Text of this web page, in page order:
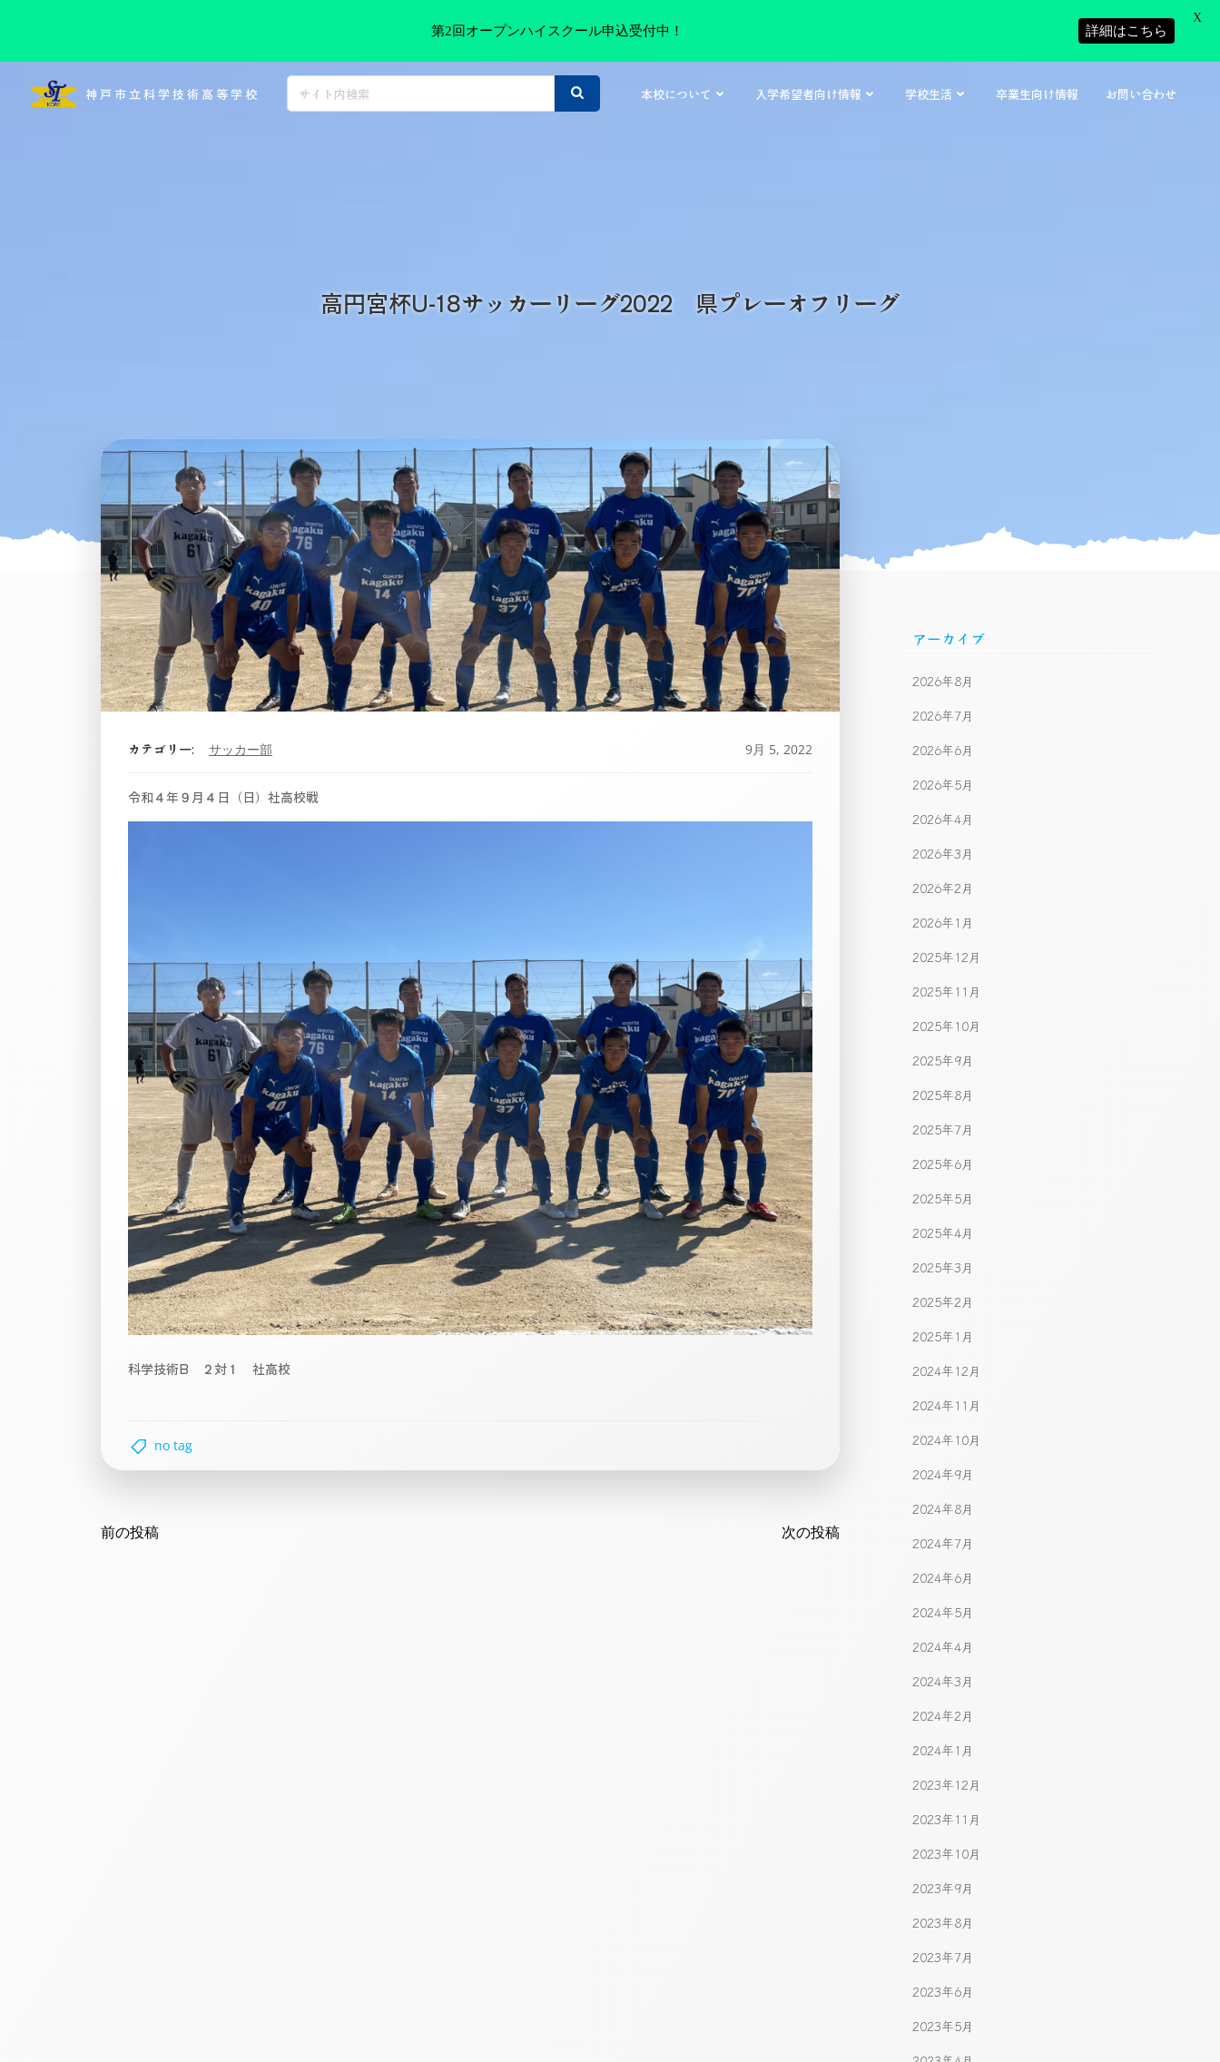
神戸市立科学技術高等学校 本校について 入学希望者向け情報 学校生活 卒業生向け情報 お問い合わせ
高円宮杯U-18サッカーリーグ2022 県プレーオフリーグ
カテゴリー: サッカー部 9月 5, 2022
令和４年９月４日（日）社高校戦
科学技術B ２対１ 社高校
no tag
navigation
前の投稿 navigation
次の投稿
アーカイブ
2026年8月
2026年7月
2026年6月
2026年5月
2026年4月
2026年3月
2026年2月
2026年1月
2025年12月
2025年11月
2025年10月
2025年9月
2025年8月
2025年7月
2025年6月
2025年5月
2025年4月
2025年3月
2025年2月
2025年1月
2024年12月
2024年11月
2024年10月
2024年9月
2024年8月
2024年7月
2024年6月
2024年5月
2024年4月
2024年3月
2024年2月
2024年1月
2023年12月
2023年11月
2023年10月
2023年9月
2023年8月
2023年7月
2023年6月
2023年5月
第2回オープンハイスクール申込受付中！ 詳細はこちら
X